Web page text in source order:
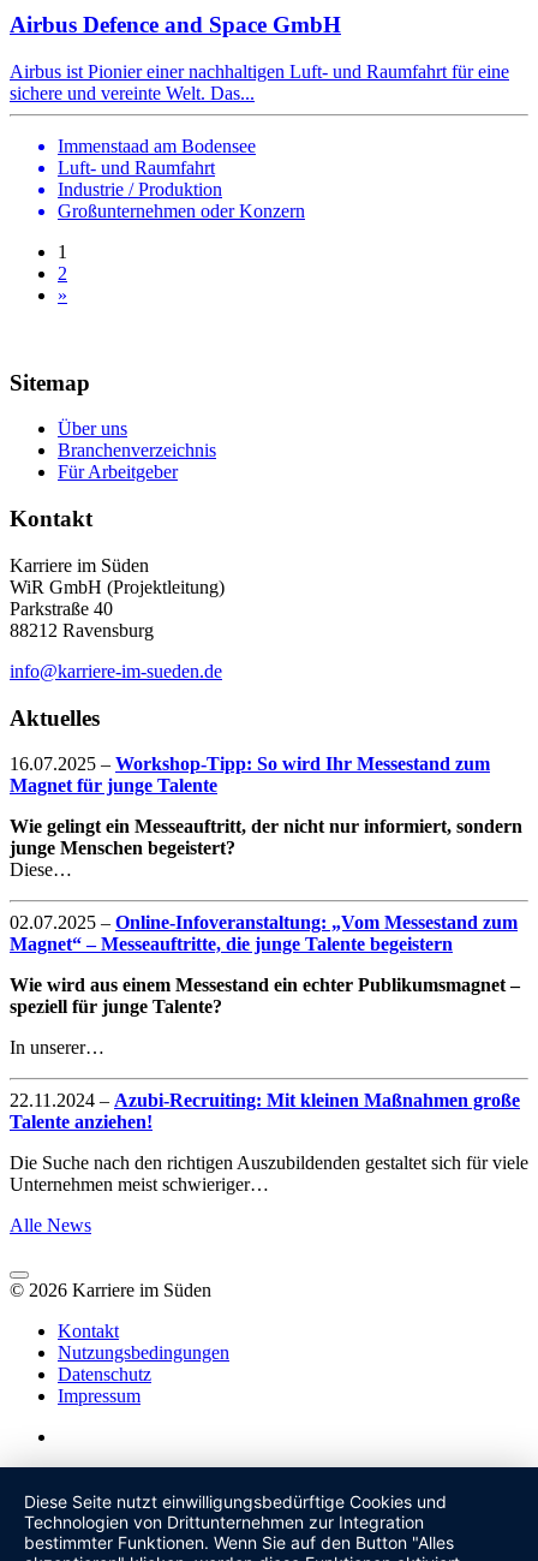
Airbus Defence and Space GmbH
Airbus ist Pionier einer nachhaltigen Luft- und Raumfahrt für eine
sichere und vereinte Welt. Das...
Immenstaad am Bodensee
Luft- und Raumfahrt
Industrie / Produktion
Großunternehmen oder Konzern
1
2
»
Sitemap
Über uns
Branchenverzeichnis
Für Arbeitgeber
Kontakt
Karriere im Süden
WiR GmbH (Projektleitung)
Parkstraße 40
88212 Ravensburg
info@karriere-im-sueden.de
Aktuelles
16.07.2025 – Workshop-Tipp: So wird Ihr Messestand zum
Magnet für junge Talente
Wie gelingt ein Messeauftritt, der nicht nur informiert, sondern
junge Menschen begeistert?
Diese…
02.07.2025 – Online-Infoveranstaltung: „Vom Messestand zum
Magnet“ – Messeauftritte, die junge Talente begeistern
Wie wird aus einem Messestand ein echter Publikumsmagnet –
speziell für junge Talente?
In unserer…
22.11.2024 – Azubi-Recruiting: Mit kleinen Maßnahmen große
Talente anziehen!
Die Suche nach den richtigen Auszubildenden gestaltet sich für viele
Unternehmen meist schwieriger…
Alle News
© 2026 Karriere im Süden
Kontakt
Nutzungsbedingungen
Datenschutz
Impressum
Diese Seite nutzt einwilligungsbedürftige Cookies und
Technologien von Drittunternehmen zur Integration
bestimmter Funktionen. Wenn Sie auf den Button "Alles